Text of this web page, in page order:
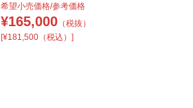
希望小売価格/参考価格
¥165,000（税抜）
[¥181,500（税込）]